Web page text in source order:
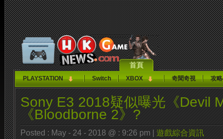
首頁
PLAYSTATION Switch XBOX 奇聞奇視 攻
Sony E3 2018疑似曝光《Devil
《Bloodborne 2》?
Posted : May - 24 - 2018 @ : 9:26 pm | 遊戲綜合資訊